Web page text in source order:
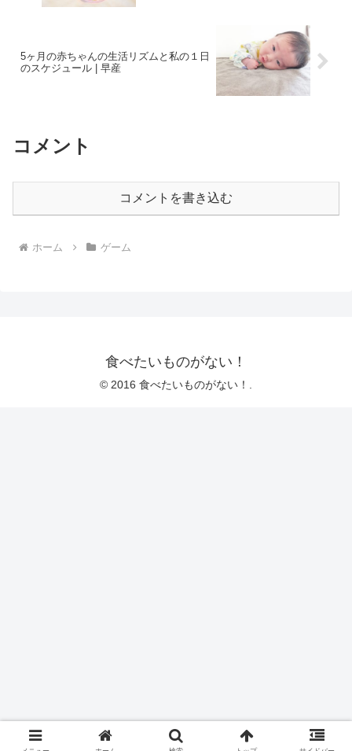
5ヶ月の赤ちゃんの生活リズムと私の１日
のスケジュール | 早産
コメント
コメントを書き込む
ホーム ゲーム
食べたいものがない！
© 2016 食べたいものがない！.